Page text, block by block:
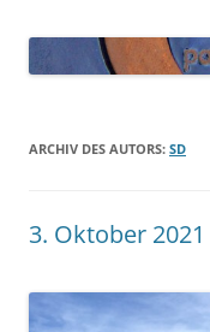
ARCHIV DES AUTORS: SD
3. Oktober 2021